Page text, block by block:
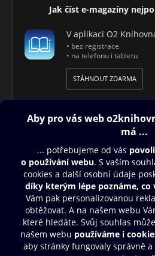
Jak číst e-magazíny
V aplikaci O2
• bez registrace
• na telefonu i tabletu
STÁHNOUT ZDARMA
Obsah ke stažení
Moje O2 Knihovna
Další zábava
© O2 Czech Republic a.s.